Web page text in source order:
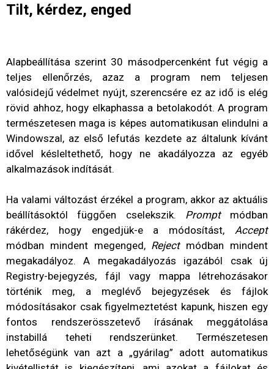
Tilt, kérdez, enged
Alapbeállítása szerint 30 másodpercenként fut végig a
teljes ellenőrzés, azaz a program nem teljesen
valósidejű védelmet nyújt, szerencsére ez az idő is elég
rövid ahhoz, hogy elkaphassa a betolakodót. A program
természetesen maga is képes automatikusan elindulni a
Windowszal, az első lefutás kezdete az általunk kívánt
idővel késleltethető, hogy ne akadályozza az egyéb
alkalmazások indítását.
Ha valami változást érzékel a program, akkor az aktuális
beállításoktól függően cselekszik. Promptmódban
rákérdez, hogy engedjük-e a módosítást, Accept
módban mindent megenged, Rejectmódban mindent
megakadályoz. A megakadályozás igazából csak új
Registry-bejegyzés, fájl vagy mappa létrehozásakor
történik meg, a meglévő bejegyzések és fájlok
módosításakor csak figyelmeztetést kapunk, hiszen egy
fontos rendszerösszetevő írásának meggátolása
instabillá teheti rendszerünket. Természetesen
lehetőségünk van azt a „gyárilag” adott automatikus